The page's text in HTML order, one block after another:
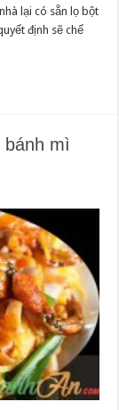
lại có sẵn lọ bột
định sẽ chế
bánh mì